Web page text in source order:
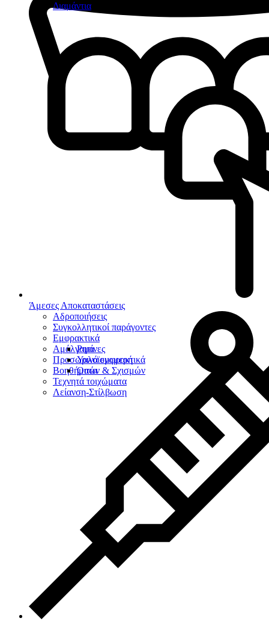
Διαμάντια
Άμεσες Αποκαταστάσεις
Αδροποιήσεις
Συγκολλητικοί παράγοντες
Εμφρακτικά
Ρητίνες
Υαλοϊονομερή
Οπών & Σχισμών
Αμάλγαμα
Προσωρινά εμφρακτικά
Βοηθήματα
Τεχνητά τοιχώματα
Λείανση-Στίλβωση